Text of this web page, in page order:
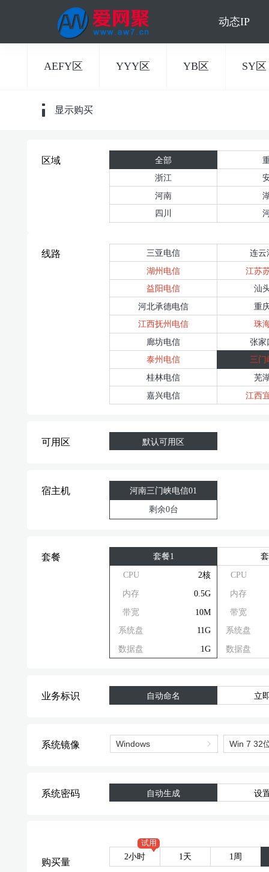
动态IP
AEFY区 YYY区 YB区 SY区
显示购买
区域 全部
浙江
河南
四川
线路 三亚电信
连云
湖州电信
江苏
益阳电信
汕
河北承德电信
重
江西抚州电信
珠
廊坊电信
张家
泰州电信
三门
桂林电信
芜
嘉兴电信
江西
可用区 默认可用区
宿主机
河南三门峡电信01
剩余0台
套餐
套餐1
CPU
2核
内存
0.5G
带宽
10M
系统盘
11G
数据盘
1G
CPU
内存
带宽
系统盘
数据盘
业务标识 自动命名 立
系统镜像
系统密码 自动生成 设
购买量
2小时
试用
1天 1周